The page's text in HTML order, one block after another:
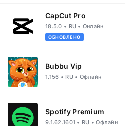
CapCut Pro
18.5.0 • RU • Онлайн
ОБНОВЛЕНО
Bubbu Vip
1.156 • RU • Офлайн
Spotify Premium
9.1.62.1601 • RU • Офлайн